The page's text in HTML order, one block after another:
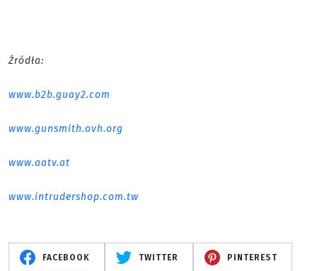
Źródła:
www.b2b.guay2.com
www.gunsmith.ovh.org
www.aatv.at
www.intrudershop.com.tw
FACEBOOK TWITTER PINTEREST